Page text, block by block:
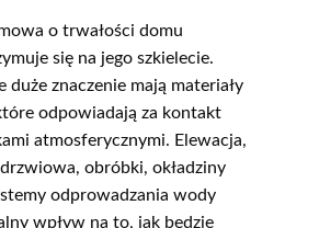
o trwałości domu
się na jego szkielecie.
duże znaczenie mają materiały
odpowiadają za kontakt
atmosferycznymi. Elewacja,
obróbki, okładziny
odprowadzania wody
wpływ na to, jak będzie